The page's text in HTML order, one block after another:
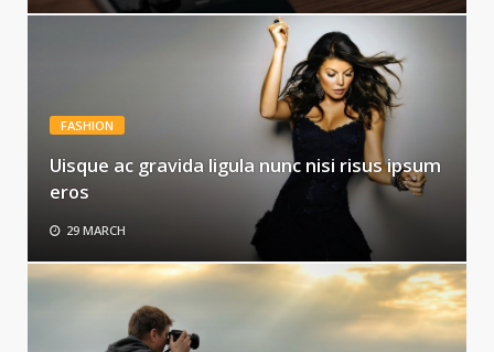
FASHION
Uisque ac gravida ligula nunc nisi risus ipsum
eros
29 MARCH